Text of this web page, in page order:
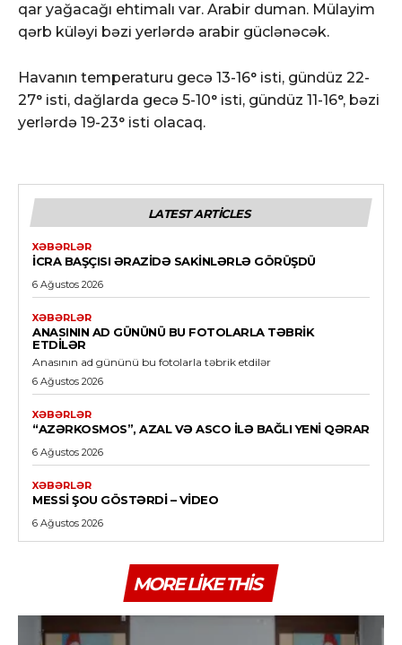
qar yağacağı ehtimalı var. Arabir duman. Mülayim
qərb küləyi bəzi yerlərdə arabir güclənəcək.
Havanın temperaturu gecə 13-16° isti, gündüz 22-
27° isti, dağlarda gecə 5-10° isti, gündüz 11-16°, bəzi
yerlərdə 19-23° isti olacaq.
LATEST ARTICLES
XƏBƏRLƏR
İCRA BAŞÇISI ƏRAZIDƏ SAKINLƏRLƏ GÖRÜŞDÜ
6 Ağustos 2026
XƏBƏRLƏR
ANASININ AD GÜNÜNÜ BU FOTOLARLA TƏBRIK
ETDILƏR
Anasının ad gününü bu fotolarla təbrik etdilər
6 Ağustos 2026
XƏBƏRLƏR
“AZƏRKOSMOS”, AZAL VƏ ASCO ILƏ BAĞLI YENI QƏRAR
6 Ağustos 2026
XƏBƏRLƏR
MESSI ŞOU GÖSTƏRDI – VİDEO
6 Ağustos 2026
MORE LIKE THIS